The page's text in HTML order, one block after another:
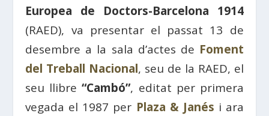
Europea de Doctors-Barcelona 1914
(RAED), va presentar el passat 13 de
desembre a la sala d’actes de Foment
del Treball Nacional, seu de la RAED, el
seu llibre“Cambó”, editat per primera
vegada el 1987 per Plaza & Janés i ara